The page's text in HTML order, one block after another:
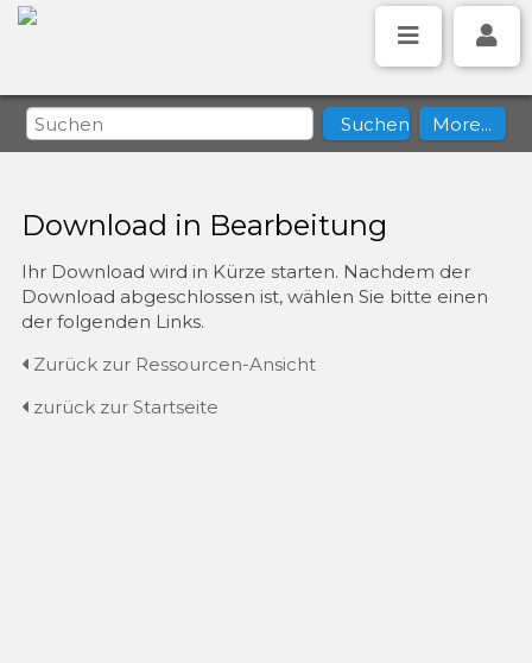
Download in Bearbeitung
Ihr Download wird in Kürze starten. Nachdem der
Download abgeschlossen ist, wählen Sie bitte einen
der folgenden Links.
Zurück zur Ressourcen-Ansicht
zurück zur Startseite